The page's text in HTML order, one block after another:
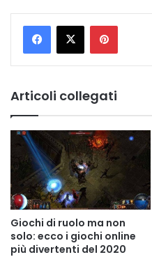
Pinterest
Articoli collegati
Giochi di ruolo ma non
solo: ecco i giochi online
più divertenti del 2020